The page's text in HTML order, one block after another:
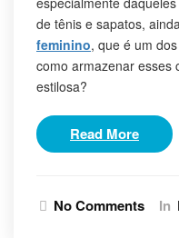
de tênis e sapatos,
feminino, que é um
como armazenar esses
estilosa?
Read More
No Comments In